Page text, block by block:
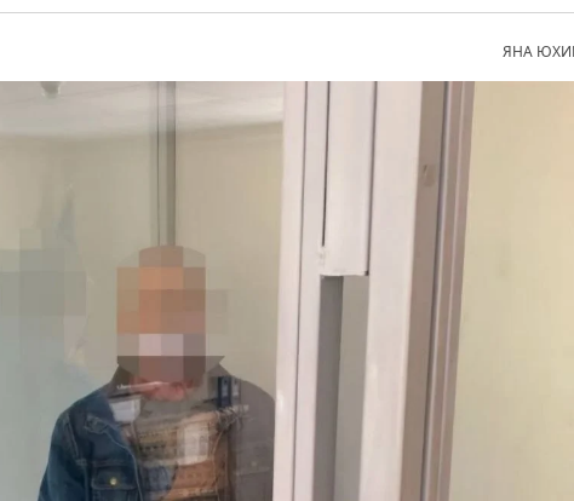
ЯНА